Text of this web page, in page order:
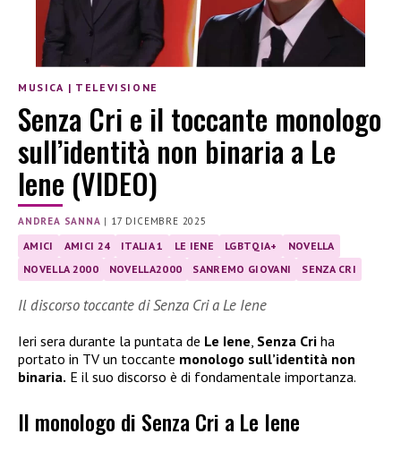
MUSICA | TELEVISIONE
Senza Cri e il toccante monologo
sull’identità non binaria a Le
Iene (VIDEO)
ANDREA SANNA | 17 DICEMBRE 2025
AMICI AMICI 24 ITALIA 1 LE IENE LGBTQIA+
NOVELLA
NOVELLA 2000
NOVELLA2000 SANREMO GIOVANI SENZA CRI
Il discorso toccante di Senza Cri a Le Iene
Ieri sera durante la puntata de Le Iene Senza Cri ha
portato in TV un toccante monologo sull’identità non
binaria. E il suo discorso è di fondamentale importanza.
Il monologo di Senza Cri a Le Iene